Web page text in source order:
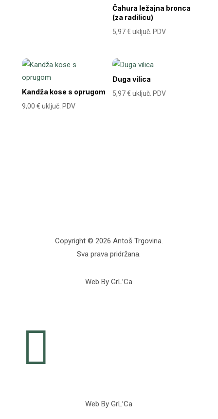
Čahura ležajna bronca
(za radilicu)
5,97€ uključ. PDV
Kandža kose s oprugom
9,00 € uključ. PDV
Duga vilica
5,97€ uključ. PDV
Copyright © 2026 Antoš Trgovina.
Sva prava pridržana.
Web By GrL’Ca

Web By GrL’Ca